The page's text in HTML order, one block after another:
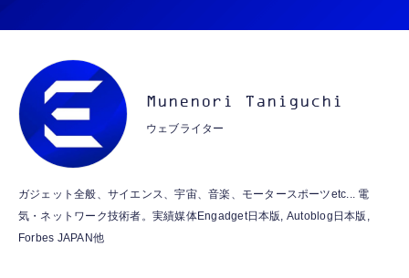
￥2,199
MFi認証 【ハイレゾ音質】 内蔵DAC 遅延な
し 48ビット/96KHz 音量調節対応
【HIFI音質】iphone イヤホンジャック ライ
トニング イヤホン 変換 MFI認証 4極 内蔵
ット）
￥53,900
霊界コミュニケーションロボット BAKETAN
WARASHI ばけたん ワラシ 桃 MOMO
Munenori Taniguchi
ウェブライター
ガジェット全般、サイエンス、宇宙、音楽、モータースポーツetc... 電
気・ネットワーク技術者。実績媒体Engadget日本版, Autoblog日本版,
Forbes JAPAN他